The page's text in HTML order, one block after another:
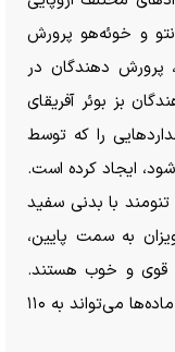
و خوئه‌هو پرورش
بودند، ترکیب کردند. در سال ۱۹۵۹، پرورش دهندگان در
بز بوئر آفریقای
را که توسط
ایجاد کرده است.
با بدنی سفید
به سمت پایین،
قوی و خوب هستند.
وزن نر‌های بالغ اغلب به ۱۶۰ کیلوگرم و وزن ماده‌ها می‌تواند به ۱۱۰